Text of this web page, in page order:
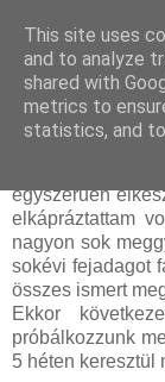
csütörtök,
Almás rétes
Ha korábban
egyszerűen
elkápráztattam
nagyon sok
sokévi fejadagot
összes ismert
Ekkor
próbálkozzunk
5 héten keresztül
This site uses
and to analyze
shared with
metrics to
statistics, and